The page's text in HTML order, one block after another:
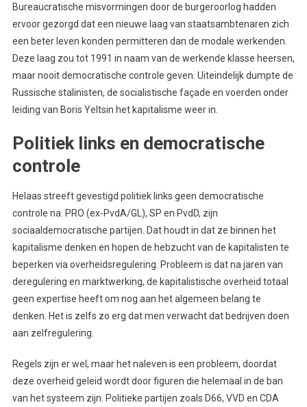
Bureaucratische misvormingen door de burgeroorlog hadden
ervoor gezorgd dat een nieuwe laag van staatsambtenaren zich
een beter leven konden permitteren dan de modale werkenden.
Deze laag zou tot 1991 in naam van de werkende klasse heersen,
maar nooit democratische controle geven. Uiteindelijk dumpte de
Russische stalinisten, de socialistische façade en voerden onder
leiding van Boris Yeltsin het kapitalisme weer in.
Politiek links en democratische
controle
Helaas streeft gevestigd politiek links geen democratische
controle na. PRO (ex-PvdA/GL), SP en PvdD, zijn
sociaaldemocratische partijen. Dat houdt in dat ze binnen het
kapitalisme denken en hopen de hebzucht van de kapitalisten te
beperken via overheidsregulering. Probleem is dat na jaren van
deregulering en marktwerking, de kapitalistische overheid totaal
geen expertise heeft om nog aan het algemeen belang te
denken. Het is zelfs zo erg dat men verwacht dat bedrijven doen
aan zelfregulering.
Regels zijn er wel, maar het naleven is een probleem, doordat
deze overheid geleid wordt door figuren die helemaal in de ban
van het systeem zijn. Politieke partijen zoals D66, VVD en CDA